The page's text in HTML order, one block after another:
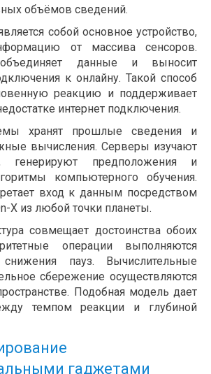
объёмов сведений.
собой основное устройство,
от массива сенсоров.
объединяет данные и выносит
к онлайну. Такой способ
реакцию и поддерживает
интернет подключения.
хранят прошлые сведения и
вычисления. Серверы изучают
генерируют предположения и
компьютерного обучения.
вход к данным посредством
X из любой точки планеты.
совмещает достоинства обоих
операции выполняются
пауз. Вычислительные
сбережение осуществляются
Подобная модель дает
темпом реакции и глубиной
гаджетами